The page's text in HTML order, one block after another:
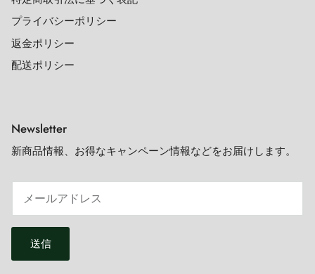
プライバシーポリシー
返金ポリシー
配送ポリシー
Newsletter
新商品情報、お得なキャンペーン情報などをお届けします。
送信